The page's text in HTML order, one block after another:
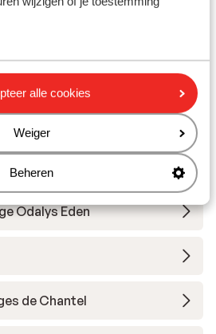
alle cookies
Weiger
Beheren
in Les
Domaines
- Arc 1950 Le Village
Odalys Eden
de Chantel